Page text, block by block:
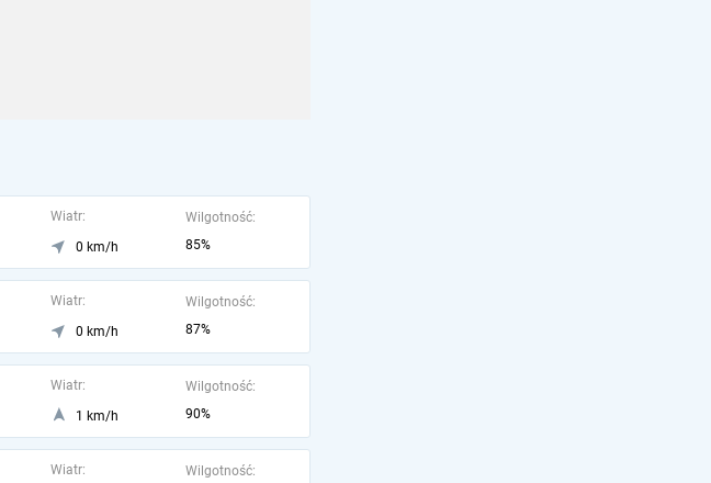
Wiatr:
0 km/h
Wilgotność:
85%
Wiatr:
0 km/h
Wilgotność:
87%
Wiatr:
1 km/h
Wilgotność:
90%
Wiatr: Wilgotność: